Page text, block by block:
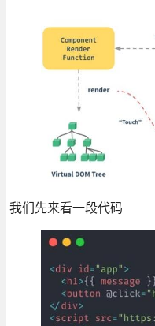
我们先来看一段代码